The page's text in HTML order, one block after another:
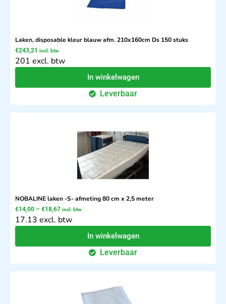
Laken, disposable kleur blauw afm. 210x160cm Ds 150 stuks
€243,21 incl. btw
201 excl. btw
In winkelwagen
Leverbaar
NOBALINE laken -S- afmeting 80 cm x 2,5 meter
€14,00 – €18,67 incl. btw
17.13 excl. btw
In winkelwagen
Leverbaar